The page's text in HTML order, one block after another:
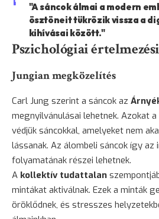
"A sáncok álmai a modern
ösztöneit tükrözik vissza a
kihívásai között."
Pszichológiai
Jungian megközelítés
Carl Jung szerint a sáncok az
megnyilvánulásai lehetnek. Azokat
védjük sáncokkal, amelyeket nem
lássanak. Az álombeli sáncok így az
folyamatának részei lehetnek.
A kollektív tudattalan
mintákat aktiválnak. Ezek a minták
öröklődnek, és stresszes